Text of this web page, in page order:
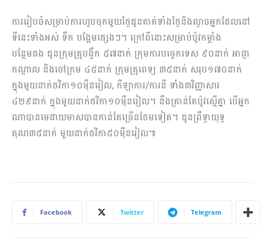
ការរៀបចំសម្រាប់ការហូបចុកមួយថ្ងៃជូនគាត់ទាំងថ្ងៃនិងល្ងាចអ្នកដែលនៅ
ទីនេះទាំងអស់ ទឹក បង្អែមផ្សេងៗ។ ក្រៅពីនោះសម្រាប់ប៉ូវកម្លាំង
បន្ថែមផង ជូនក្រុមគ្រូបង្វឹក ៥៧នាក់ ក្រុមការបច្ចេកទេស ៩០នាក់ អាជ្ញា
កណ្ដាល និងចៅក្រម ៤៥នាក់ ក្រុមគ្រូពេទ្យ ៣៥នាក់ សរុប១៧០នាក់
ក្នុងមួយនាក់ថវិកា១០ម៉ឺនរៀល, ​កីឡាការ/ការនី ទាំង៣វិញ្ញាសារ
៤២៩នាក់ ក្នុងមួយនាក់ថវិកា១០ម៉ឺនរៀល។ ​នឹងគ្រាន់តែប៉ូវស្មើគ្នា បើអ្នក
ណាបានមេដាយមាសបានកាន់តែច្រើនថែមទៀត។ ជូនព្រឹទ្ធាយុទ្ធ
គុណ៣៥នាក់ មួយនាក់ថវិកា៥០ម៉ឺនរៀល៕
Facebook Twitter Telegram